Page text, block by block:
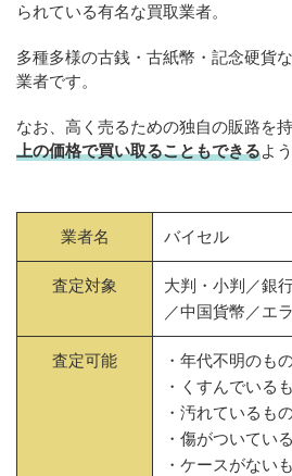
られている有名な買取業者。
多種多様の古銭・古紙幣・記念硬貨
業者です。
なお、高く売るための独自の販路を持
上の価格で買い取ることもできるよ
業者名 バイセル
査定対象
大判・小判／銀
／中国貨幣／エ
査定可能
・年代不明のも
・くすんでいる
・汚れているも
・傷がついてい
・ケースがない